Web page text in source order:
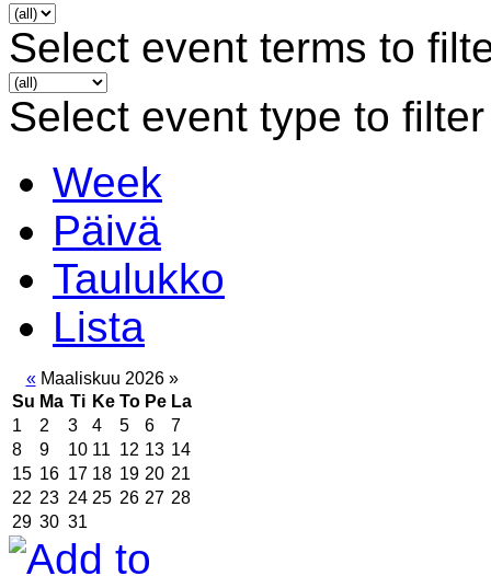
Select event terms to
Select event type to
Week
Päivä
Taulukko
Lista
«Maaliskuu 2026 »
Su Ma Ti Ke To Pe La
1
2 3 4 5 6
7
8
9 10 11 12 13 14
15 16 17 18 19 20 21
22 23 24 25 26 27 28
29 30 31